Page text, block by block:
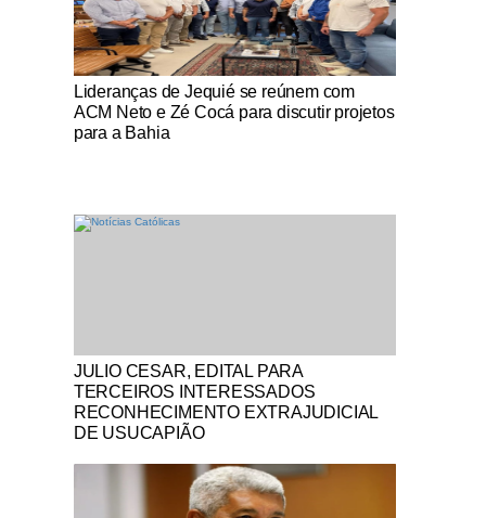
Notícias Católicas
Lideranças de Jequié se reúnem com
ACM Neto e Zé Cocá para discutir projetos
para a Bahia
Notícias Católicas
JULIO CESAR, EDITAL PARA
TERCEIROS INTERESSADOS
RECONHECIMENTO EXTRAJUDICIAL
DE USUCAPIÃO